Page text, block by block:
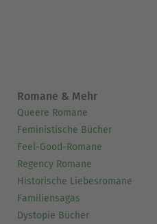
Romane & Mehr
Queere Romane
Feministische Bücher
Feel-Good-Romane
Regency Romane
Historische Liebesromane
Familiensagas
Dystopie Bücher